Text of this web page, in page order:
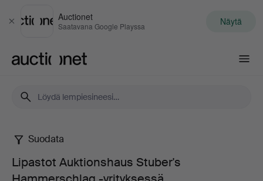
Sulje
Auctionet
Saatavana Google Playssa Näytä
Lipastot
Auktionshaus
Suodata
Lipastot Auktionshaus Stuber's